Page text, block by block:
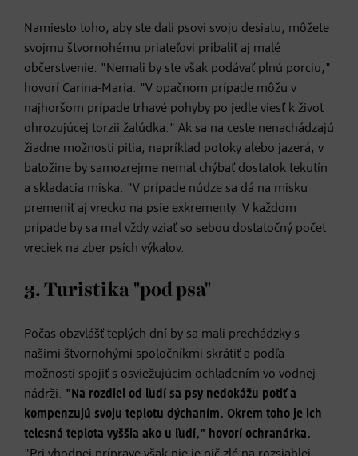
Namiesto toho, aby ste dali psovi svoju desiatu, môžete
svojmu štvornohému priateľovi pribaliť aj malé
občerstvenie. "Nemali by ste však podávať plnú porciu,"
hovorí Carina-Maria. "V opačnom prípade môžu v
najhoršom prípade trhavé pohyby po jedle viesť k život
ohrozujúcej torzii žalúdka." Ak sa na ceste nenachádzajú
žiadne možnosti pitia, napríklad potoky alebo jazerá, v
batožine by samozrejme nemal chýbať dostatok tekutín
a skladacia miska. "V prípade núdze sa dá na misku
premeniť aj vrecko na psie exkrementy. V každom
prípade by sa mal vždy vziať so sebou dostatočný počet
vreciek na zber psích výkalov.
3. Turistika "pod psa"
Počas obzvlášť teplých dní by sa mali prechádzky s
našimi štvornohými spoločníkmi skrátiť a podľa
možnosti spojiť s osviežujúcim ochladením vo vodnej
nádrži. "Na rozdiel od ľudí sa psy nedokážu potiť a
kompenzujú svoju teplotu dýchaním. Okrem toho je ich
telesná teplota vyššia ako u ľudí," hovorí ochranárka.